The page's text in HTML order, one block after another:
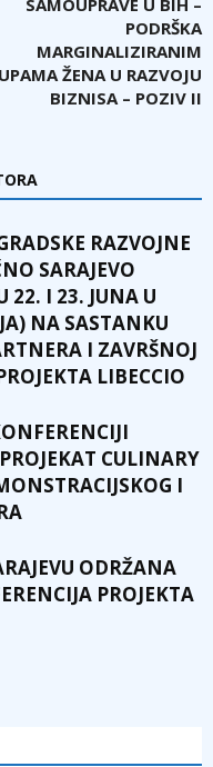
PODRŠKA
MARGINALIZIRANIM
ŽENA U RAZVOJU
BIZNISA – POZIV II
RAZVOJNE
SARAJEVO
22. I 23. JUNA U
NA SASTANKU
I ZAVRŠNOJ
LIBECCIO
CULINARY
I
ODRŽANA
PROJEKTA